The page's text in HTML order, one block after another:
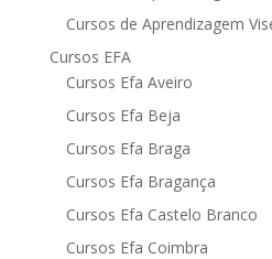
Cursos de Aprendizagem
Cursos EFA
Cursos Efa Aveiro
Cursos Efa Beja
Cursos Efa Braga
Cursos Efa Bragança
Cursos Efa Castelo Branco
Cursos Efa Coimbra